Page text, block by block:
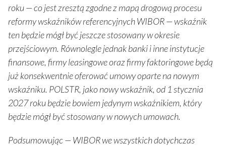
roku — co jest zresztą zgodne z mapą drogową procesu
reformy wskaźników referencyjnych WIBOR — wskaźnik
ten będzie mógł być jeszcze stosowany w okresie
przejściowym. Równolegle jednak banki i inne instytucje
finansowe, firmy leasingowe oraz firmy faktoringowe będą
już konsekwentnie oferować umowy oparte na nowym
wskaźniku. POLSTR, jako nowy wskaźnik, od 1 stycznia
2027 roku będzie bowiem jedynym wskaźnikiem, który
będzie mógł być stosowany w nowych umowach.
Podsumowując — WIBOR we wszystkich dotychczas